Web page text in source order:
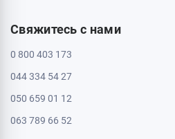
Черкассы, 18005, бул. Шевченка, 195
Информация
Контакты
Доставка и оплата